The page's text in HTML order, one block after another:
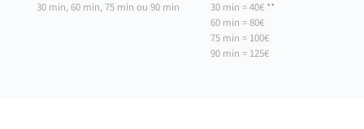
30 min, 60 min, 75 min ou 90 min
30 min = 40€ **
60 min = 80€
75 min = 100€
90 min = 125€